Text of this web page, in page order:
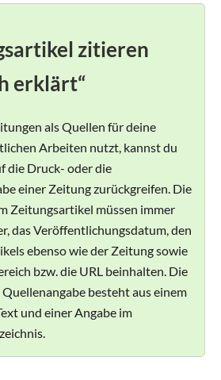
zitieren
erklärt“
als Quellen für deine
Arbeiten nutzt, kannst du
die Druck- oder die
einer Zeitung zurückgreifen. Die
Zeitungsartikel müssen immer
das Veröffentlichungsdatum, den
ebenso wie der Zeitung sowie
bzw. die URL beinhalten. Die
besteht aus einem
und einer Angabe im